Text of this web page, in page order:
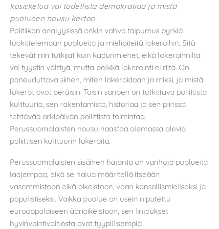
kosiskelua vai todellista demokratiaa ja mistä
puolueen nousu kertoo.
Politiikan analyysissä onkin vahva taipumus pyrkiä
luokittelemaan puolueita ja mielipiteitä lokeroihin. Sitä
tekevät niin tutkijat kuin kadunmiehet, eikä lokeroinnilta
voi tyystin välttyä, mutta pelkkä lokerointi ei riitä. On
paneuduttava siihen, miten lokeroidaan ja miksi, ja mistä
lokerot ovat peräisin. Toisin sanoen on tutkittava poliittista
kulttuuria, sen rakentamista, historiaa ja sen piirissä
tehtävää arkipäivän poliittista toimintaa.
Perussuomalaisten nousu haastaa olemassa olevia
poliittisen kulttuurin lokeroita.
Perussuomalaisten sisäinen hajonta on vanhoja puolueita
laajempaa, eikä se halua määritellä itseään
vasemmistoon eikä oikeistoon, vaan kansallismieliseksi ja
populistiseksi. Vaikka puolue on usein niputettu
eurooppalaiseen äärioikeistoon, sen linjaukset
hyvinvointivaltiosta ovat tyypillisempiä